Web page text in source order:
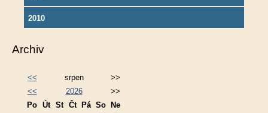
2010
Archiv
<< srpen
>>
<<
2026
>>
Po Út St Čt Pá So
Ne